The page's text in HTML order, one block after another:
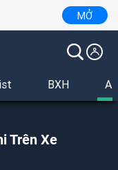
MỞ
BXH
Trên Xe